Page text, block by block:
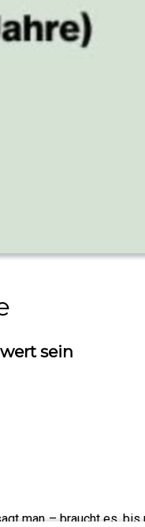
sein
man – braucht es,